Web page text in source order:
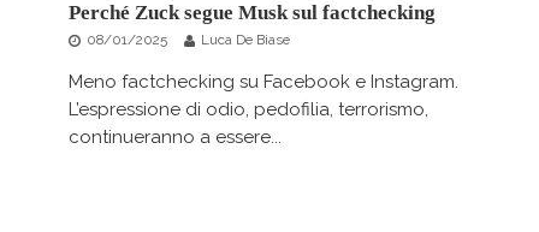
Perché Zuck segue Musk sul factchecking
08/01/2025 Luca De Biase
Meno factchecking su Facebook e Instagram.
L’espressione di odio, pedofilia, terrorismo,
continueranno a essere...